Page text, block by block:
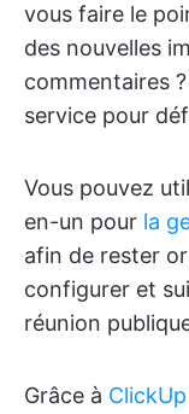
vous faire le
des nouvelles
commentaires
service pour
Vous pouvez
en-un pour la
afin de rester
configurer et
réunion
Grâce à